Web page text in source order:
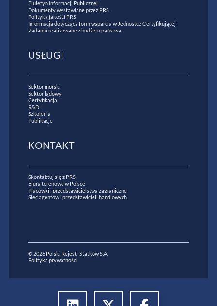
Biuletyn Informacji Publicznej
Dokumenty wystawiane przez PRS
Polityka jakości PRS
Informacja dotycząca form wsparcia w Jednostce Certyfikującej
Zadania realizowane z budżetu państwa
USŁUGI
Sektor morski
Sektor lądowy
Certyfikacja
R&D
Szkolenia
Publikacje
KONTAKT
Skontaktuj się z PRS
Biura terenowe w Polsce
Placówki i przedstawicielstwa zagraniczne
Sieć agentów i przedstawicieli handlowych
© 2026 Polski Rejestr Statków S.A.
Polityka prywatności